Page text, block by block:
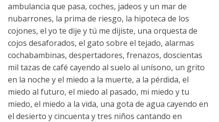
ambulancia que pasa, coches, jadeos y un mar de
nubarrones, la prima de riesgo, la hipoteca de los
cojones, el yo te dije y tú me dijiste, una orquesta de
cojos desaforados, el gato sobre el tejado, alarmas
cochabambinas, despertadores, frenazos, doscientas
mil tazas de café cayendo al suelo al unísono, un grito
en la noche y el miedo a la muerte, a la pérdida, el
miedo al futuro, el miedo al pasado, mi miedo y tu
miedo, el miedo a la vida, una gota de agua cayendo en
el desierto y cincuenta y tres niños cantando en